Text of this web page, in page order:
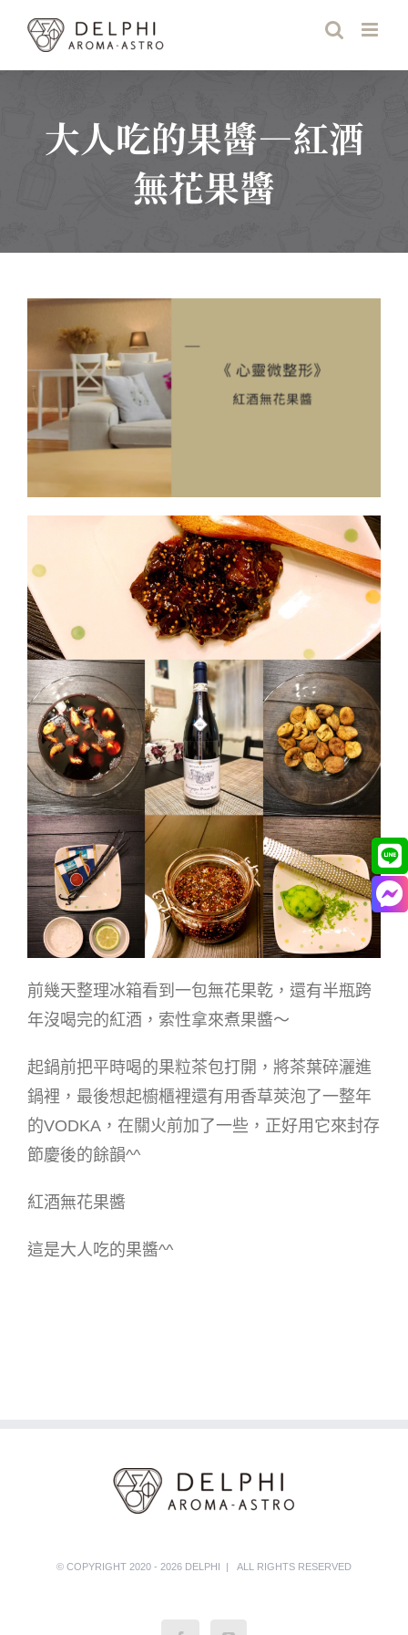
content
大人吃的果醬—紅酒
無花果醬
前幾天整理冰箱看到一包無花果乾，還有半瓶跨
年沒喝完的紅酒，索性拿來煮果醬～
起鍋前把平時喝的果粒茶包打開，將茶葉碎灑進
鍋裡，最後想起櫥櫃裡還有用香草莢泡了一整年
的VODKA，在關火前加了一些，正好用它來封存
節慶後的餘韻^^
紅酒無花果醬
這是大人吃的果醬^^
© COPYRIGHT 2020 - 2026 DELPHI | ALL RIGHTS RESERVED